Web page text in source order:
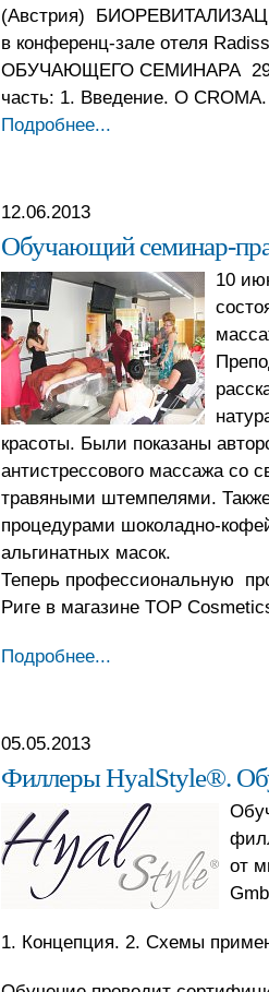
(Австрия)
в конференц-зале отеля
ОБУЧАЮЩЕГО СЕМИНАРА
часть: 1. Введение. О
Подробнее...
12.06.2013
Обучающий семинар-
10
красоты. Были показаны
антистрессового массажа со
травяными штемпелями.
процедурами шоколадно-
альгинатных масок.
Теперь профессиональную
Риге в магазине TOP
Подробнее...
05.05.2013
Филлеры HyalStyle®.
от
1. Концепция. 2. Схемы